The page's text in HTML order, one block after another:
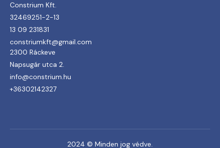
Constrium Kft.
32469251-2-13
13 09 231831
constriumkft@gmail.com
2300 Ráckeve
Napsugár utca 2.
info@constrium.hu
+36302142327
2024 © Minden jog védve.